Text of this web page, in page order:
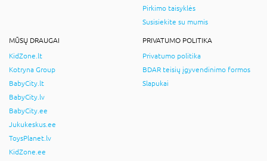
Pirkimo taisyklės
Susisiekite su mumis
MŪSŲ DRAUGAI
KidZone.lt
Kotryna Group
BabyCity.lt
BabyCity.lv
BabyCity.ee
Jukukeskus.ee
ToysPlanet.lv
KidZone.ee
PRIVATUMO POLITIKA
Privatumo politika
BDAR teisių įgyvendinimo formos
Slapukai